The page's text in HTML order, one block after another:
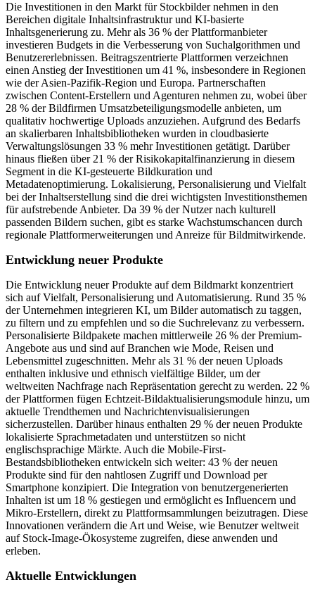
Die Investitionen in den Markt für Stockbilder nehmen in den
Bereichen digitale Inhaltsinfrastruktur und KI-basierte
Inhaltsgenerierung zu. Mehr als 36 % der Plattformanbieter
investieren Budgets in die Verbesserung von Suchalgorithmen und
Benutzererlebnissen. Beitragszentrierte Plattformen verzeichnen
einen Anstieg der Investitionen um 41 %, insbesondere in Regionen
wie der Asien-Pazifik-Region und Europa. Partnerschaften
zwischen Content-Erstellern und Agenturen nehmen zu, wobei über
28 % der Bildfirmen Umsatzbeteiligungsmodelle anbieten, um
qualitativ hochwertige Uploads anzuziehen. Aufgrund des Bedarfs
an skalierbaren Inhaltsbibliotheken wurden in cloudbasierte
Verwaltungslösungen 33 % mehr Investitionen getätigt. Darüber
hinaus fließen über 21 % der Risikokapitalfinanzierung in diesem
Segment in die KI-gesteuerte Bildkuration und
Metadatenoptimierung. Lokalisierung, Personalisierung und Vielfalt
bei der Inhaltserstellung sind die drei wichtigsten Investitionsthemen
für aufstrebende Anbieter. Da 39 % der Nutzer nach kulturell
passenden Bildern suchen, gibt es starke Wachstumschancen durch
regionale Plattformerweiterungen und Anreize für Bildmitwirkende.
Entwicklung neuer Produkte
Die Entwicklung neuer Produkte auf dem Bildmarkt konzentriert
sich auf Vielfalt, Personalisierung und Automatisierung. Rund 35 %
der Unternehmen integrieren KI, um Bilder automatisch zu taggen,
zu filtern und zu empfehlen und so die Suchrelevanz zu verbessern.
Personalisierte Bildpakete machen mittlerweile 26 % der Premium-
Angebote aus und sind auf Branchen wie Mode, Reisen und
Lebensmittel zugeschnitten. Mehr als 31 % der neuen Uploads
enthalten inklusive und ethnisch vielfältige Bilder, um der
weltweiten Nachfrage nach Repräsentation gerecht zu werden. 22 %
der Plattformen fügen Echtzeit-Bildaktualisierungsmodule hinzu, um
aktuelle Trendthemen und Nachrichtenvisualisierungen
sicherzustellen. Darüber hinaus enthalten 29 % der neuen Produkte
lokalisierte Sprachmetadaten und unterstützen so nicht
englischsprachige Märkte. Auch die Mobile-First-
Bestandsbibliotheken entwickeln sich weiter: 43 % der neuen
Produkte sind für den nahtlosen Zugriff und Download per
Smartphone konzipiert. Die Integration von benutzergenerierten
Inhalten ist um 18 % gestiegen und ermöglicht es Influencern und
Mikro-Erstellern, direkt zu Plattformsammlungen beizutragen. Diese
Innovationen verändern die Art und Weise, wie Benutzer weltweit
auf Stock-Image-Ökosysteme zugreifen, diese anwenden und
erleben.
Aktuelle Entwicklungen